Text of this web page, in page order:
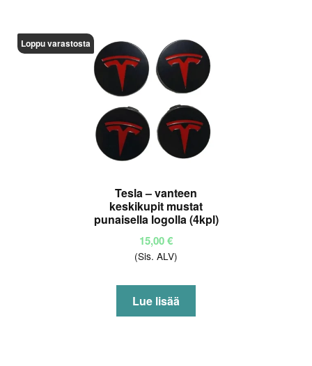
Loppu varastosta
Tesla – vanteen
keskikupit mustat
punaisella logolla (4kpl)
15,00€
(Sis. ALV)
Lue lisää